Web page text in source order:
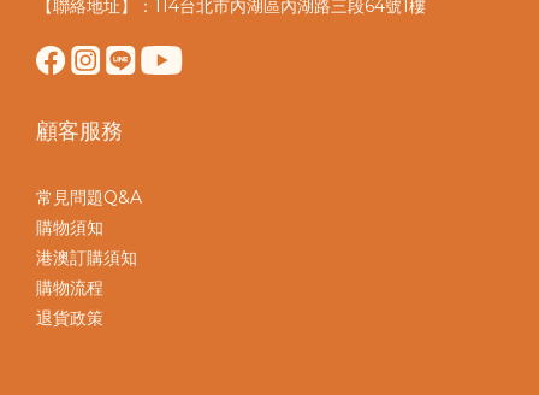
【聯絡地址】：114台北市內湖區內湖路三段64號1樓
顧客服務
常見問題Q&A
購物須知
港澳訂購須知
購物流程
退貨政策